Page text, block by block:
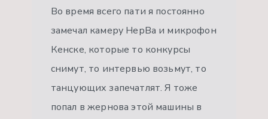
Во время всего пати я постоянно
замечал камеру НерВа и микрофон
Кенске, которые то конкурсы
снимут, то интервью возьмут, то
танцующих запечатлят. Я тоже
попал в жернова этой машины в